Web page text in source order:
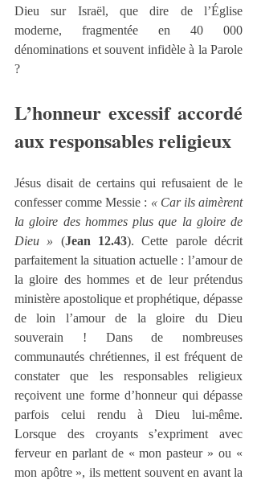
Dieu sur Israël, que dire de l’Église
moderne, fragmentée en 40 000
dénominations et souvent infidèle à la Parole
?
L’honneur excessif accordé
aux responsables religieux
Jésus disait de certains qui refusaient de le
confesser comme Messie : « Car ils aimèrent
la gloire des hommes plus que la gloire de
Dieu » (Jean 12.43). Cette parole décrit
parfaitement la situation actuelle : l’amour de
la gloire des hommes et de leur prétendus
ministère apostolique et prophétique, dépasse
de loin l’amour de la gloire du Dieu
souverain ! Dans de nombreuses
communautés chrétiennes, il est fréquent de
constater que les responsables religieux
reçoivent une forme d’honneur qui dépasse
parfois celui rendu à Dieu lui-même.
Lorsque des croyants s’expriment avec
ferveur en parlant de « mon pasteur » ou «
mon apôtre », ils mettent souvent en avant la